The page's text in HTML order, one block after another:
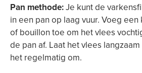
Pan methode:Je kunt de
in een pan op laag vuur. Voeg
of bouillon toe om het vlees
de pan af. Laat het vlees
het regelmatig om.